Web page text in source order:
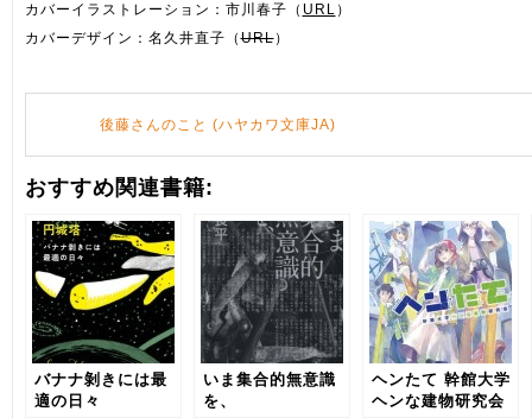
カバーイラストレーション：市川春子（ URL ）
カバーデザイン：名久井直子（URL）
後藤さんのこと (ハヤカワ文庫JA)
おすすめ関連書籍:
バナナ剝きには最
適の日々
いま集合的無意識
を、
ヘンたて 幹館大学
ヘンな建物研究会